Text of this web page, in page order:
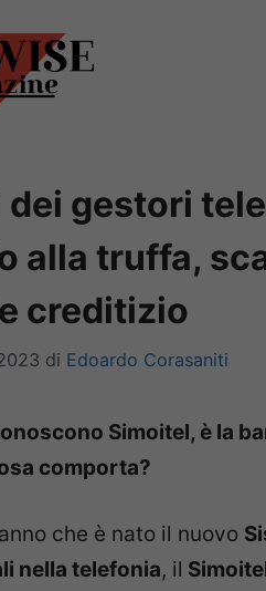
dei gestori
alla truffa,
creditizio
di Edoardo Corasaniti
Simoitel, è la
comporta?
che è nato il nuovo
nella telefonia, il